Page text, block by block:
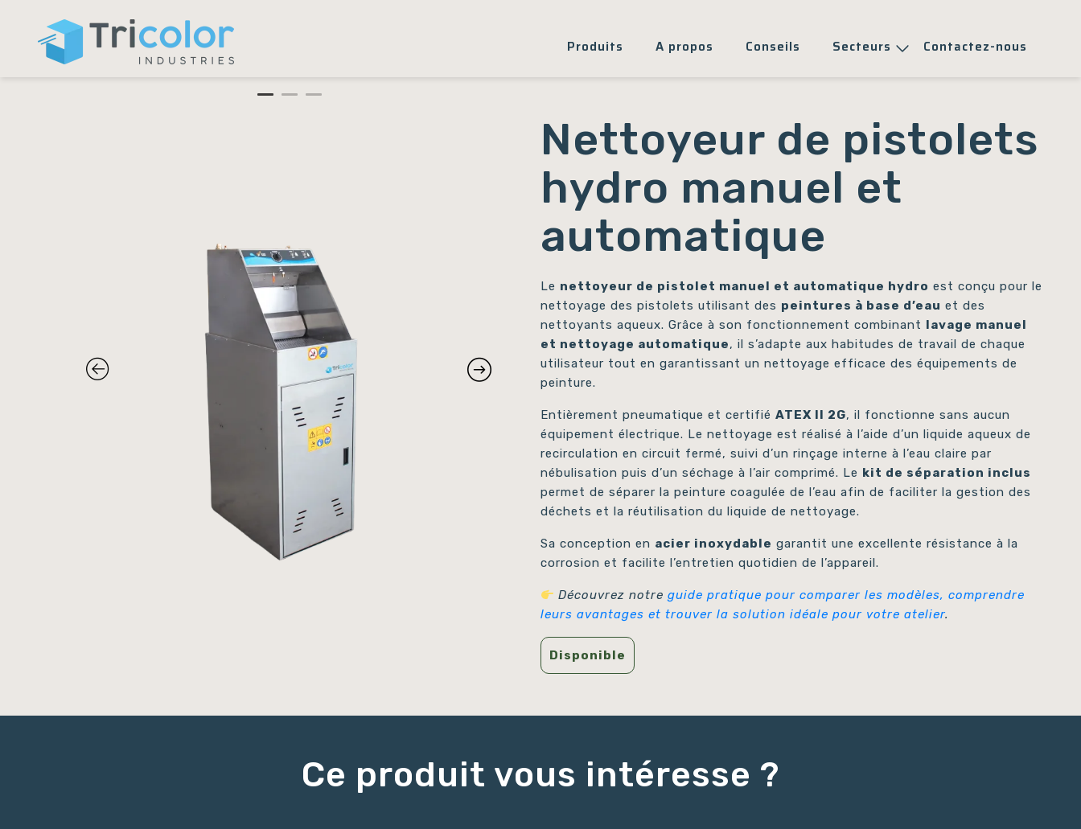
Produits A propos Conseils Secteurs Contactez-nous
Nettoyeur de pistolets
hydro manuel et
automatique
Le nettoyeur de pistolet manuel et automatique hydro est conçu pour le
nettoyage des pistolets utilisant des peintures à base d’eau et des
nettoyants aqueux. Grâce à son fonctionnement combinant lavage manuel
et nettoyage automatique, il s’adapte aux habitudes de travail de chaque
utilisateur tout en garantissant un nettoyage efficace des équipements de
peinture.
Entièrement pneumatique et certifié ATEX II 2G, il fonctionne sans aucun
équipement électrique. Le nettoyage est réalisé à l’aide d’un liquide aqueux de
recirculation en circuit fermé, suivi d’un rinçage interne à l’eau claire par
nébulisation puis d’un séchage à l’air comprimé. Le kit de séparation inclus
permet de séparer la peinture coagulée de l’eau afin de faciliter la gestion des
déchets et la réutilisation du liquide de nettoyage.
Sa conception en acier inoxydable garantit une excellente résistance à la
corrosion et facilite l’entretien quotidien de l’appareil.
Découvrez notre guide pratique pour comparer les modèles, comprendre
leurs avantages et trouver la solution idéale pour votre atelier.
Disponible
Ce produit vous intéresse ?